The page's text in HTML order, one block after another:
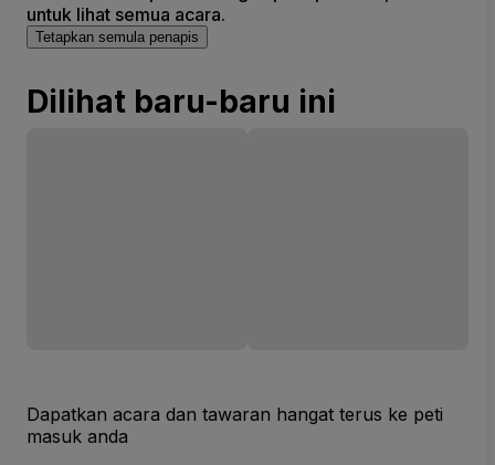
untuk lihat semua acara.
Tetapkan semula penapis
Dilihat baru-baru ini
Dapatkan acara dan tawaran hangat terus ke peti
masuk anda